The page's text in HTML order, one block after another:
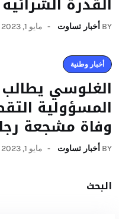
BY أخبار تساوت مايو 1, 2023
أخبار وطنية
الغلوسي
المسؤولية
وفاة مشجعة
BY أخبار تساوت مايو 1, 2023
البحث